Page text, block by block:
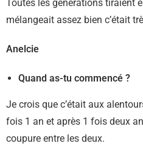
Toutes les générations tiraient
mélangeait assez bien c’était
Anelcie
Quand as-tu commencé ?
Je crois que c’était aux
fois 1 an et après 1 fois deux
coupure entre les deux.